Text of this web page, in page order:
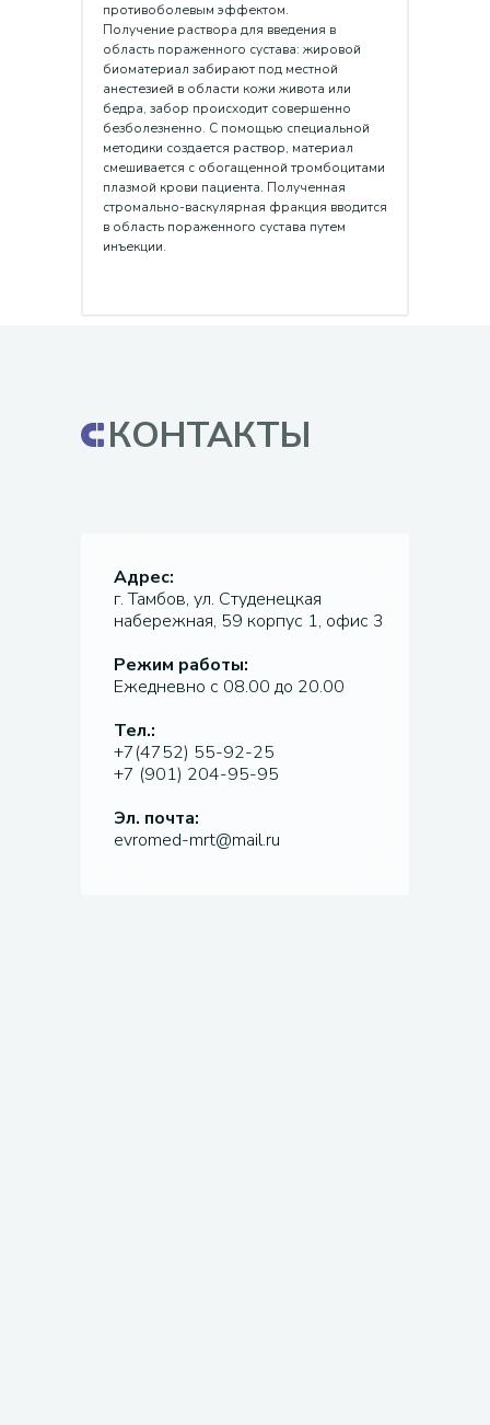
противоболевым эффектом.
Получение раствора для введения в
область пораженного сустава: жировой
биоматериал забирают под местной
анестезией в области кожи живота или
бедра, забор происходит совершенно
безболезненно. С помощью специальной
методики создается раствор, материал
смешивается с обогащенной тромбоцитами
плазмой крови пациента. Полученная
стромально-васкулярная фракция вводится
в область пораженного сустава путем
инъекции.
КОНТАКТЫ
Адрес:
г. Тамбов, ул. Студенецкая
набережная, 59 корпус 1, офис 3
Режим работы:
Ежедневно с 08.00 до 20.00
Тел.:
+7(4752) 55-92-25
+7 (901) 204-95-95
Эл. почта:
evromed-mrt@mail.ru